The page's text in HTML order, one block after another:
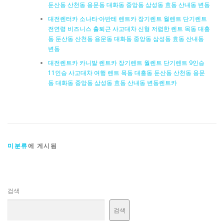
둔산동 산천동 용문동 대화동 중앙동 삼성동 효동 산내동 변동
대전렌터카 소나타·아반테 렌트카 장기렌트 월렌트 단기렌트
전연령 비즈니스 출퇴근 사고대차 신형 저렴한 렌트 목동 대흥
동 둔산동 산천동 용문동 대화동 중앙동 삼성동 효동 산내동
변동
대전렌트카 카니발 렌트카 장기렌트 월렌트 단기렌트 9인승
11인승 사고대차 여행 렌트 목동 대흥동 둔산동 산천동 용문
동 대화동 중앙동 삼성동 효동 산내동 변동렌트카
미분류에 게시됨
검색
검색